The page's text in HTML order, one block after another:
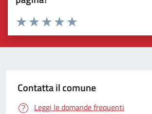
Valuta 5 stelle su 5
Valuta 4 stelle su 5
Valuta 3 stelle su 5
Valuta 2 stelle su 5
Valuta 1 stelle su 5
Contatta il comune
Leggi le domande frequenti